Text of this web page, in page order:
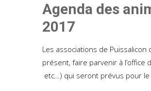
Agenda des
2017
Les associations de
présent, faire parvenir à
etc…) qui seront prévus pour